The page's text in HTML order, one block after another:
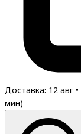
Доставка: 12 авг •
мин)